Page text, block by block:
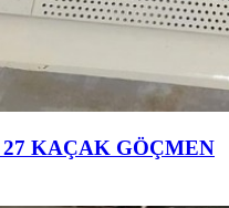
KAÇAK GÖÇMEN